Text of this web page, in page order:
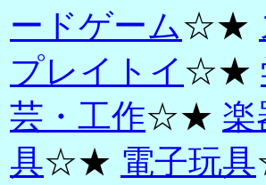
ードゲーム☆★
プレイトイ ☆★
芸・工作☆★ 楽
具☆★ 電子玩具